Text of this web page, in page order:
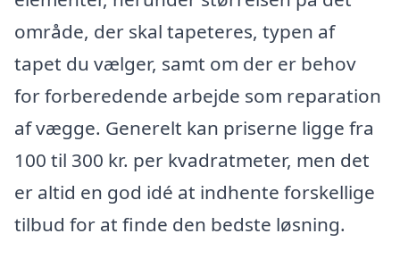
område, der skal tapeteres, typen af
tapet du vælger, samt om der er behov
for forberedende arbejde som reparation
af vægge. Generelt kan priserne ligge fra
100 til 300 kr. per kvadratmeter, men det
er altid en god idé at indhente forskellige
tilbud for at finde den bedste løsning.